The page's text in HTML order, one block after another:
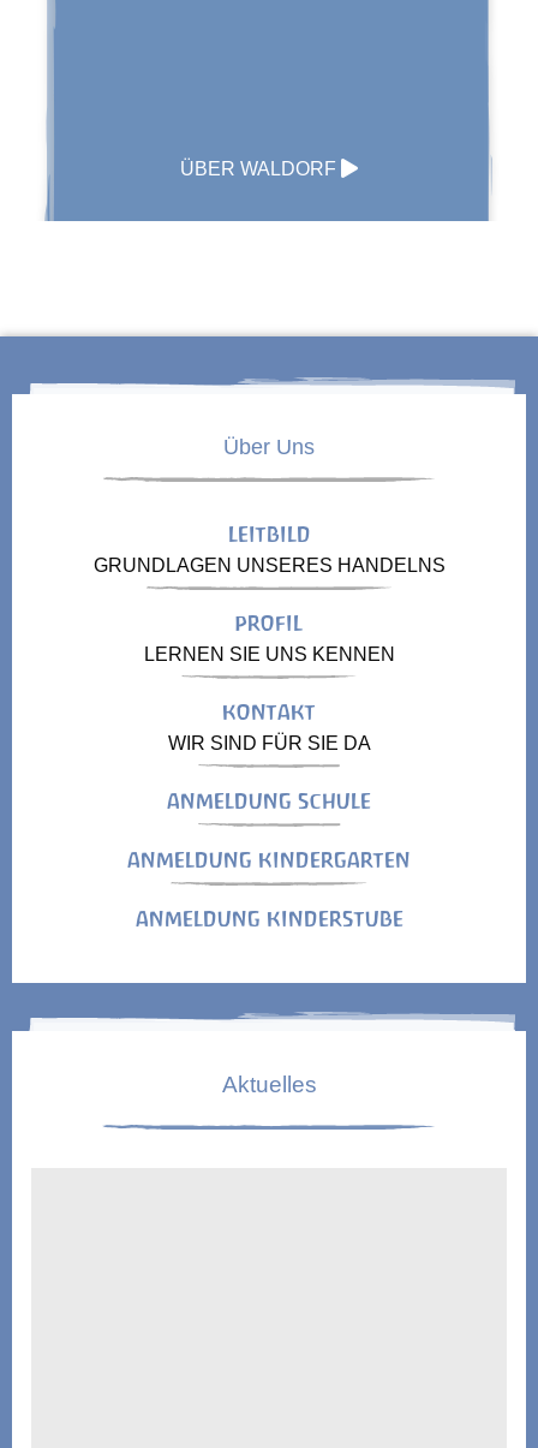
ÜBER WALDORF
Über Uns
LEITBILD
GRUNDLAGEN UNSERES HANDELNS
PROFIL
LERNEN SIE UNS KENNEN
KONTAKT
WIR SIND FÜR SIE DA
ANMELDUNG SCHULE
ANMELDUNG KINDERGARTEN
ANMELDUNG KINDERSTUBE
Aktuelles